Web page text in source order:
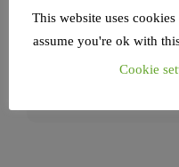
[weiterlesen]
This website uses
assume you're ok with
Cookie